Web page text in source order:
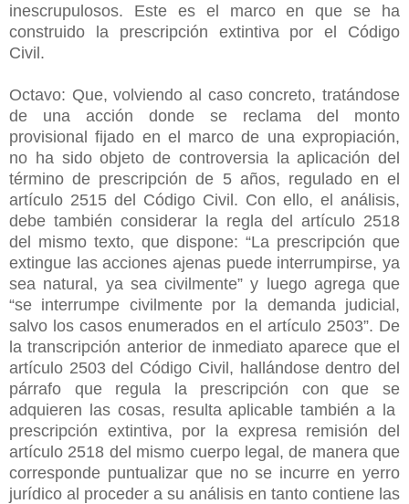
inescrupulosos. Este es el marco en que se ha
construido la prescripción extintiva por el Código
Civil.
Octavo: Que, volviendo al caso concreto, tratándose
de una acción donde se reclama del monto
provisional fijado en el marco de una expropiación,
no ha sido objeto de controversia la aplicación del
término de prescripción de 5 años, regulado en el
artículo 2515 del Código Civil. Con ello, el análisis,
debe también considerar la regla del artículo 2518
del mismo texto, que dispone: “La prescripción que
extingue las acciones ajenas puede interrumpirse, ya
sea natural, ya sea civilmente” y luego agrega que
“se interrumpe civilmente por la demanda judicial,
salvo los casos enumerados en el artículo 2503”. De
la transcripción anterior de inmediato aparece que el
artículo 2503 del Código Civil, hallándose dentro del
párrafo que regula la prescripción con que se
adquieren las cosas, resulta aplicable también a la
prescripción extintiva, por la expresa remisión del
artículo 2518 del mismo cuerpo legal, de manera que
corresponde puntualizar que no se incurre en yerro
jurídico al proceder a su análisis en tanto contiene las